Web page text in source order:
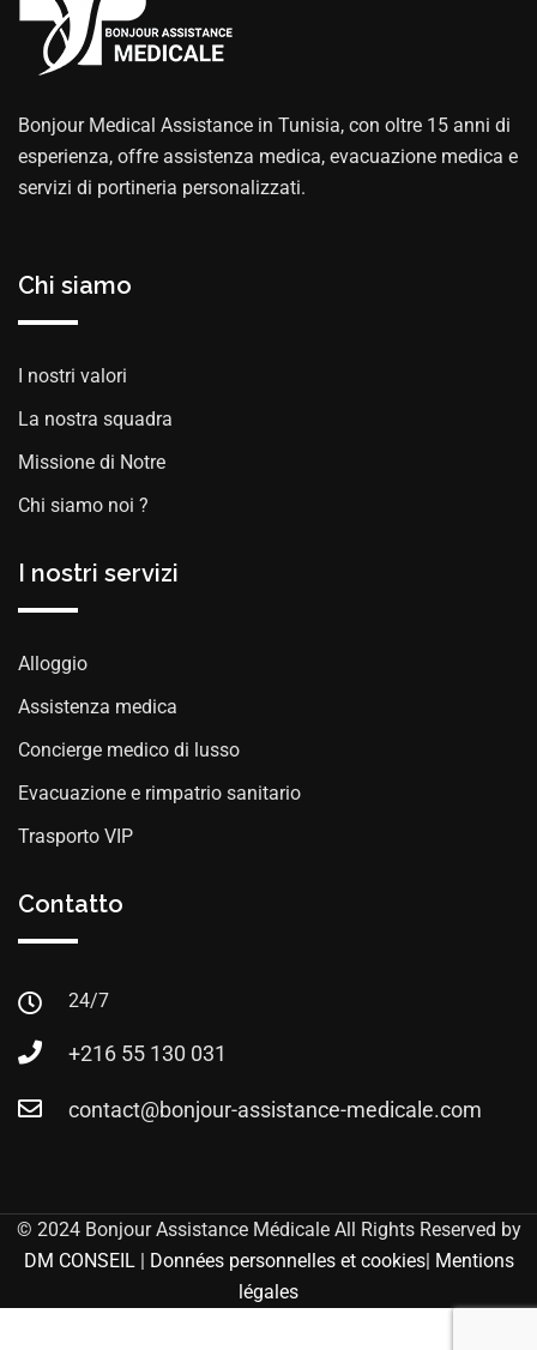
Bonjour Medical Assistance in Tunisia, con oltre 15 anni di
esperienza, offre assistenza medica, evacuazione medica e
servizi di portineria personalizzati.
Chi siamo
I nostri valori
La nostra squadra
Missione di Notre
Chi siamo noi ?
I nostri servizi
Alloggio
Assistenza medica
Concierge medico di lusso
Evacuazione e rimpatrio sanitario
Trasporto VIP
Contatto
24/7
+216 55 130 031
contact@bonjour-assistance-medicale.com
© 2024 Bonjour Assistance Médicale All Rights Reserved by
DM CONSEIL| Données personnelles et cookies| Mentions
légales